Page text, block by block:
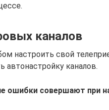
каналов
настроить свой
автонастройку каналов.
ошибки совершают при